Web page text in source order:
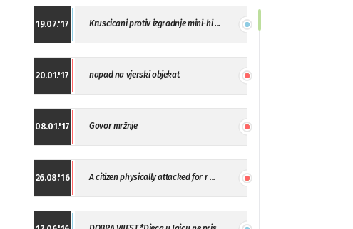
19.07.'17 Kruscicani protiv izgradnje mini-hi ...
20.01.'17 napad na vjerski objekat
08.01.'17 Govor mržnje
26.08.'16 A citizen physically attacked for r ...